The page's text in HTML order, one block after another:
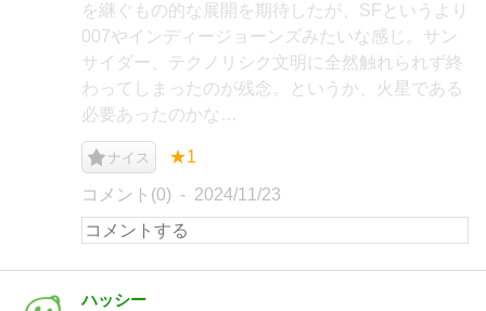
を継ぐもの的な展開を期待したが、SFというより
007やインディージョーンズみたいな感じ。サン
サイダー、テクノリシク文明に全然触れられず終
わってしまったのが残念。というか、火星である
必要あったのかな…
ナイス ★1
コメント(0) 2024/11/23
ハッシー